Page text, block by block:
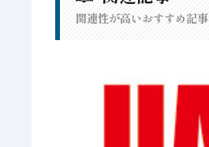
関連性が高いおすすめ記事